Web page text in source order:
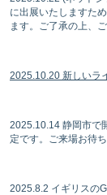
に出展いたしますた
ます。ご了承の上、
2025.10.20 新しいラ
2025.10.14 静岡市で
定です。ご来場お待
2025.8.2 イギリスの